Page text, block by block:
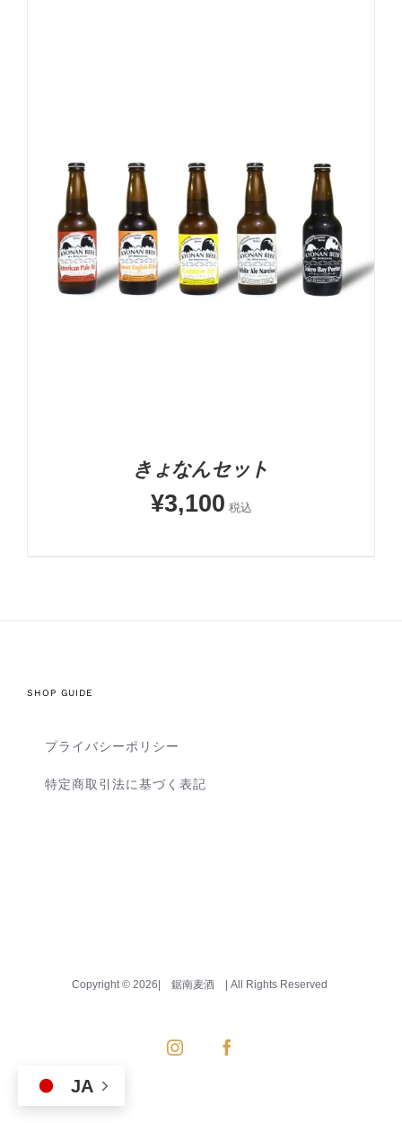
お買い物カゴに追加
詳細
きょなんセット
¥3,100 税込
SHOP GUIDE
プライバシーポリシー
特定商取引法に基づく表記
Copyright © 2026| 鋸南麦酒 | All Rights Reserved
InstagramFacebook
JA